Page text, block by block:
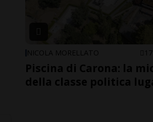
NICOLA MORELLATO
Piscina di Carona: la
della classe politica